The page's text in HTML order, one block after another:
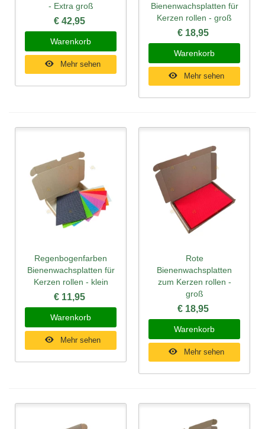
- Extra groß
€ 42,95
Warenkorb
Mehr sehen
Bienenwachsplatten für
Kerzen rollen - groß
€ 18,95
Warenkorb
Mehr sehen
Regenbogenfarben
Bienenwachsplatten für
Kerzen rollen - klein
€ 11,95
Warenkorb
Mehr sehen
Rote
Bienenwachsplatten
zum Kerzen rollen -
groß
€ 18,95
Warenkorb
Mehr sehen